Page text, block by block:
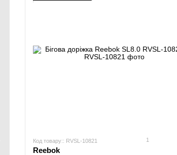
Код товару:: RVSL-10821 1
Reebok